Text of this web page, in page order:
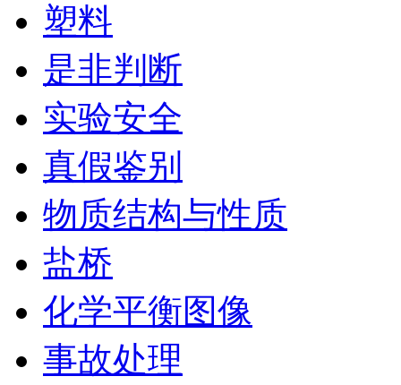
塑料
是非判断
实验安全
真假鉴别
物质结构与性质
盐桥
化学平衡图像
事故处理